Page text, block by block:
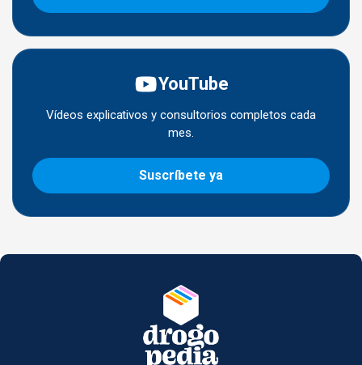
YouTube
Vídeos explicativos y consultorios completos cada
mes.
Suscríbete ya